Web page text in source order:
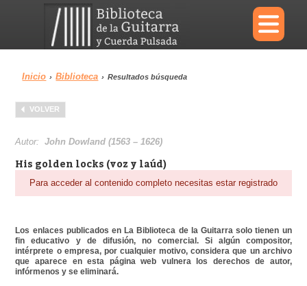
×
Menu
Biblioteca
Inicio › Biblioteca › Resultados búsqueda
VOLVER
Autor:John Dowland (1563 – 1626)
His golden locks (voz y laúd)
Para acceder al contenido completo necesitas estar registrado
Los enlaces publicados en La Biblioteca de la Guitarra solo tienen un
fin educativo y de difusión, no comercial. Si algún compositor,
intérprete o empresa, por cualquier motivo, considera que un archivo
que aparece en esta página web vulnera los derechos de autor,
infórmenos y se eliminará.